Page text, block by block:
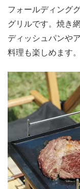
フォールディング
グリルです。焼き
ディッシュパンや
料理も楽しめます。